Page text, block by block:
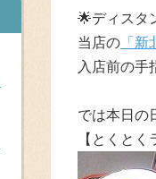
🌟ディスタ
当店の 「
入店前の手
では本日の
【とくとく